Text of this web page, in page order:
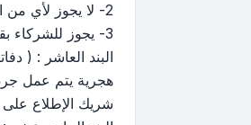
2- لا يجوز لأي من الشركاء الآخرين أن يتدخل في إدارة الشركة ويجوز لهم النصح والإرشاد فقط .
3- يجوز للشركاء بقرار جماعي تعيين مدير آخر من بين الشركاء أو من خارجهم تحدد اختصاصاته بقرار يصدر منهم جميعاً .
البند العاشر : (
هجرية يتم عمل
شريك الإطلاع